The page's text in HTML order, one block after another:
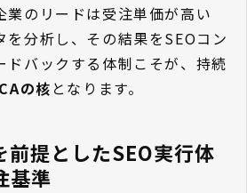
業のリードは受注単価が高い
を分析し、その結果をSEOコン
ドバックする体制こそが、持続
の核 となります。
前提としたSEO実行体
基準